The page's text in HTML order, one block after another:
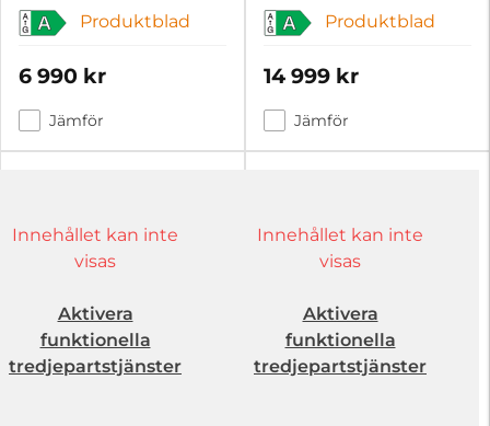
A Produktblad
6 990 kr
Jämför
A Produktblad
14 999 kr
Jämför
Innehållet kan inte
visas
Aktivera
funktionella
tredjepartstjänster
Innehållet kan inte
visas
Aktivera
funktionella
tredjepartstjänster